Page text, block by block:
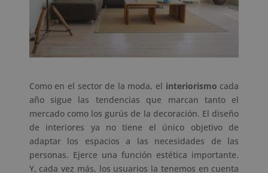
Como en el sector de la moda, el interiorismo cada
año sigue las tendencias que marcan tanto el
mercado como los gurús de la decoración. El diseño
de interiores ya no tiene el único objetivo de
adaptar los espacios a las necesidades de las
personas. Ejerce una función estética importante.
Y, cada vez más, los usuarios la tenemos en cuenta